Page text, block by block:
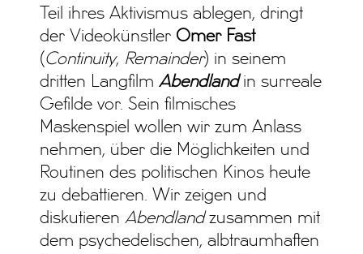
Teil ihres Aktivismus ablegen, dringt
der Videokünstler Omer Fast
( Continuity, Remainder) in seinem
dritten LangfilmAbendlandin surreale
Gefilde vor. Sein filmisches
Maskenspiel wollen wir zum Anlass
nehmen, über die Möglichkeiten und
Routinen des politischen Kinos heute
zu debattieren. Wir zeigen und
diskutieren Abendlandzusammen mit
dem psychedelischen, albtraumhaften